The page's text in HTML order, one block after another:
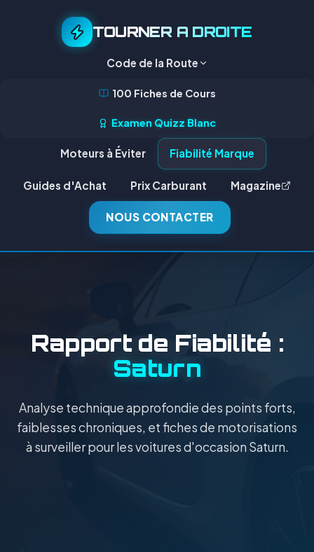
TOURNER A DROITE
Code de la Route
100 Fiches de Cours
Examen Quizz Blanc
Moteurs à Éviter Fiabilité Marque
Guides d'Achat Prix Carburant Magazine
NOUS CONTACTER
Rapport de Fiabilité :
Saturn
Analyse technique approfondie des points forts,
faiblesses chroniques, et fiches de motorisations
à surveiller pour les voitures d'occasion Saturn.